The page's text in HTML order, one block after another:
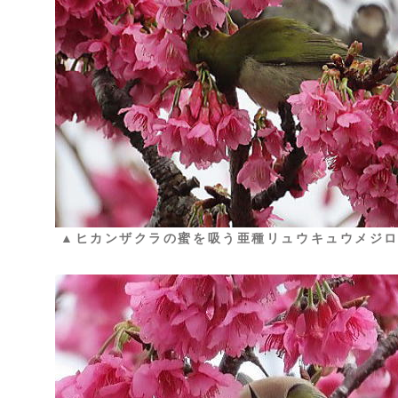
▲ヒカンザクラの蜜を吸う亜種リュウキュウメジ